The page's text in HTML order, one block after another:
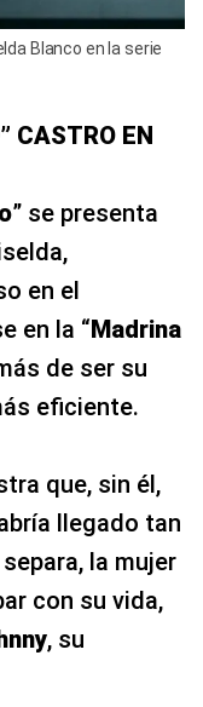
Blanco en la serie
CASTRO EN
” se presenta
en el
en la “Madrina
de ser su
eficiente.
que, sin él,
llegado tan
la mujer
con su vida,
, su